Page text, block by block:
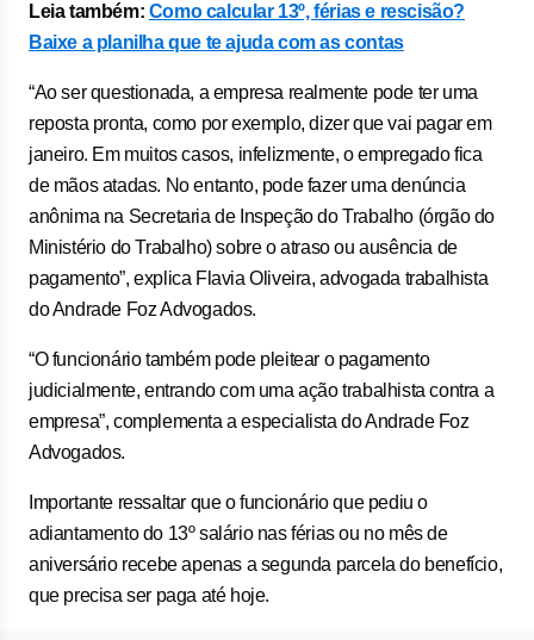
Leia também: Como calcular 13º, férias e rescisão?
Baixe a planilha que te ajuda com as contas
“Ao ser questionada, a empresa realmente pode ter uma
reposta pronta, como por exemplo, dizer que vai pagar em
janeiro. Em muitos casos, infelizmente, o empregado fica
de mãos atadas. No entanto, pode fazer uma denúncia
anônima na Secretaria de Inspeção do Trabalho (órgão do
Ministério do Trabalho) sobre o atraso ou ausência de
pagamento”, explica Flavia Oliveira, advogada trabalhista
do Andrade Foz Advogados.
“O funcionário também pode pleitear o pagamento
judicialmente, entrando com uma ação trabalhista contra a
empresa”, complementa a especialista do Andrade Foz
Advogados.
Importante ressaltar que o funcionário que pediu o
adiantamento do 13º salário nas férias ou no mês de
aniversário recebe apenas a segunda parcela do benefício,
que precisa ser paga até hoje.